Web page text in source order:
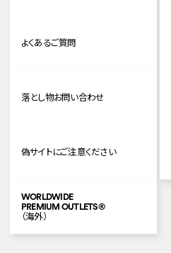
よくあるご質問
落とし物お問い合わせ
偽サイトにご注意ください
WORLDWIDE
PREMIUM OUTLETS®
（海外）